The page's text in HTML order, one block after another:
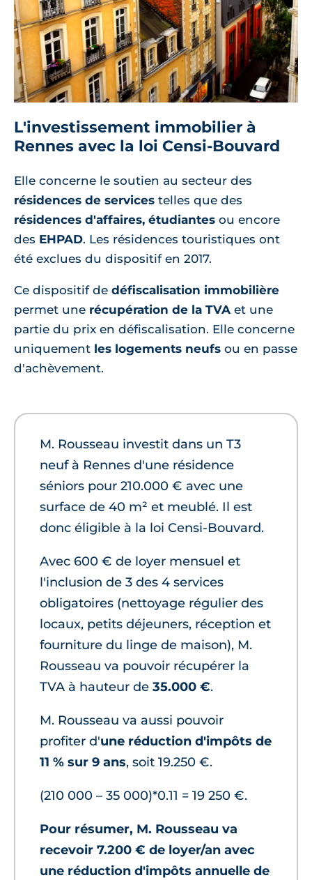
L'investissement immobilier à
Rennes avec la loi Censi-Bouvard
Elle concerne le soutien au secteur des
résidences de services telles que des
résidences d'affaires, étudiantes ou encore
des EHPAD. Les résidences touristiques ont
été exclues du dispositif en 2017.
Ce dispositif de défiscalisation immobilière
permet une récupération de la TVA et une
partie du prix en défiscalisation. Elle concerne
uniquement les logements neufs ou en passe
d'achèvement.
M. Rousseau investit dans un T3
neuf à Rennes d'une résidence
séniors pour 210.000 € avec une
surface de 40 m² et meublé. Il est
donc éligible à la loi Censi-Bouvard.
Avec 600 € de loyer mensuel et
l'inclusion de 3 des 4 services
obligatoires (nettoyage régulier des
locaux, petits déjeuners, réception et
fourniture du linge de maison), M.
Rousseau va pouvoir récupérer la
TVA à hauteur de 35.000 €.
M. Rousseau va aussi pouvoir
profiter d'une réduction d'impôts de
11 % sur 9 ans, soit 19.250 €.
(210 000 – 35 000)*0.11 = 19 250 €.
Pour résumer, M. Rousseau va
recevoir 7.200 € de loyer/an avec
une réduction d'impôts annuelle de